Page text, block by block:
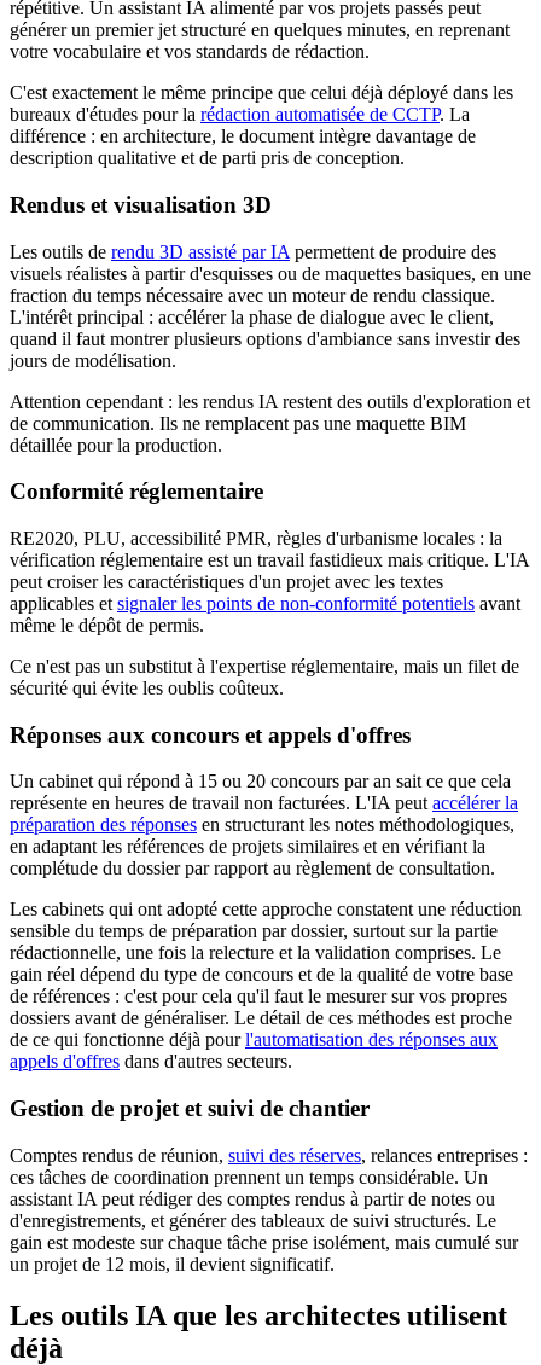
répétitive. Un assistant IA alimenté par vos projets passés peut
générer un premier jet structuré en quelques minutes, en reprenant
votre vocabulaire et vos standards de rédaction.
C'est exactement le même principe que celui déjà déployé dans les
bureaux d'études pour la rédaction automatisée de CCTP. La
différence : en architecture, le document intègre davantage de
description qualitative et de parti pris de conception.
Rendus et visualisation 3D
Les outils de rendu 3D assisté par IA permettent de produire des
visuels réalistes à partir d'esquisses ou de maquettes basiques, en une
fraction du temps nécessaire avec un moteur de rendu classique.
L'intérêt principal : accélérer la phase de dialogue avec le client,
quand il faut montrer plusieurs options d'ambiance sans investir des
jours de modélisation.
Attention cependant : les rendus IA restent des outils d'exploration et
de communication. Ils ne remplacent pas une maquette BIM
détaillée pour la production.
Conformité réglementaire
RE2020, PLU, accessibilité PMR, règles d'urbanisme locales : la
vérification réglementaire est un travail fastidieux mais critique. L'IA
peut croiser les caractéristiques d'un projet avec les textes
applicables et signaler les points de non-conformité potentiels avant
même le dépôt de permis.
Ce n'est pas un substitut à l'expertise réglementaire, mais un filet de
sécurité qui évite les oublis coûteux.
Réponses aux concours et appels d'offres
Un cabinet qui répond à 15 ou 20 concours par an sait ce que cela
représente en heures de travail non facturées. L'IA peut accélérer la
préparation des réponses en structurant les notes méthodologiques,
en adaptant les références de projets similaires et en vérifiant la
complétude du dossier par rapport au règlement de consultation.
Les cabinets qui ont adopté cette approche constatent une réduction
sensible du temps de préparation par dossier, surtout sur la partie
rédactionnelle, une fois la relecture et la validation comprises. Le
gain réel dépend du type de concours et de la qualité de votre base
de références : c'est pour cela qu'il faut le mesurer sur vos propres
dossiers avant de généraliser. Le détail de ces méthodes est proche
de ce qui fonctionne déjà pourl'automatisation des réponses aux
appels d'offres dans d'autres secteurs.
Gestion de projet et suivi de chantier
Comptes rendus de réunion, suivi des réserves, relances entreprises :
ces tâches de coordination prennent un temps considérable. Un
assistant IA peut rédiger des comptes rendus à partir de notes ou
d'enregistrements, et générer des tableaux de suivi structurés. Le
gain est modeste sur chaque tâche prise isolément, mais cumulé sur
un projet de 12 mois, il devient significatif.
Les outils IA que les architectes utilisent
déjà